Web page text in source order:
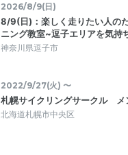
2026/8/9(日)
8/9(日)：楽しく走りたい人の
ニング教室~逗子エリアを気持
神奈川県逗子市
2022/9/27(火) 〜
札幌サイクリングサークル メ
北海道札幌市中央区